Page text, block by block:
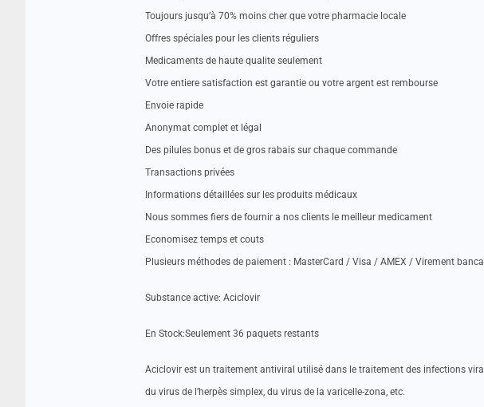
Toujours jusqu’à 70% moins cher que votre pharmacie locale
Offres spéciales pour les clients réguliers
Medicaments de haute qualite seulement
Votre entiere satisfaction est garantie ou votre argent est rembourse
Envoie rapide
Anonymat complet et légal
Des pilules bonus et de gros rabais sur chaque commande
Transactions privées
Informations détaillées sur les produits médicaux
Nous sommes fiers de fournir a nos clients le meilleur medicament
Economisez temps et couts
Plusieurs méthodes de paiement : MasterCard / Visa / AMEX / Virement
Substance active: Aciclovir
En Stock:Seulement 36 paquets restants
Aciclovir est un traitement antiviral utilisé dans le traitement des infections
du virus de l’herpès simplex, du virus de la varicelle-zona, etc.